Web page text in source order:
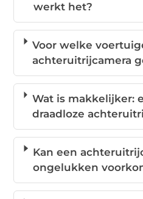
werkt het?
Voor welke
achteruitrijcamera
Wat is makkelijker:
draadloze
Kan een
ongelukken